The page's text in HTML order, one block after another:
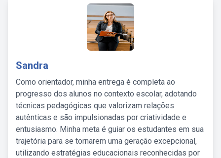
Sandra
Como orientador, minha entrega é completa ao
progresso dos alunos no contexto escolar, adotando
técnicas pedagógicas que valorizam relações
autênticas e são impulsionadas por criatividade e
entusiasmo. Minha meta é guiar os estudantes em sua
trajetória para se tornarem uma geração excepcional,
utilizando estratégias educacionais reconhecidas por